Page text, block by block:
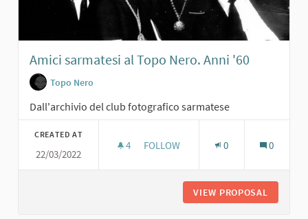
Amici sarmatesi al Topo Nero. Anni '60
Topo Nero
Dall'archivio del club fotografico sarmatese
CREATED AT
22/03/2022
4 4 FOLLOWERS
FOLLOW 0 0
VIEW PROPOSAL